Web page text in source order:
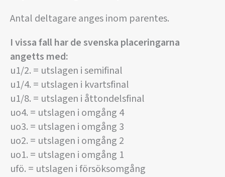
Antal deltagare anges inom parentes.
I vissa fall har de svenska placeringarna
angetts med:
u1/2. = utslagen i semifinal
u1/4. = utslagen i kvartsfinal
u1/8. = utslagen i åttondelsfinal
uo4. = utslagen i omgång 4
uo3. = utslagen i omgång 3
uo2. = utslagen i omgång 2
uo1. = utslagen i omgång 1
ufö. = utslagen i försöksomgång